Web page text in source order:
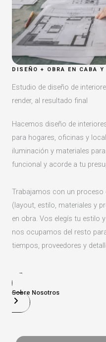
DISEÑO + OBRA EN CABA Y
Estudio de diseño de
render, al resultado final
Hacemos diseño de
para hogares, oficinas y
iluminación y materiales
funcional y acorde a tu
Trabajamos con un proceso
(layout, estilo, materiales y
en obra. Vos elegís tu estilo
nos ocupamos del resto
tiempos, proveedores y
Sobre Nosotros